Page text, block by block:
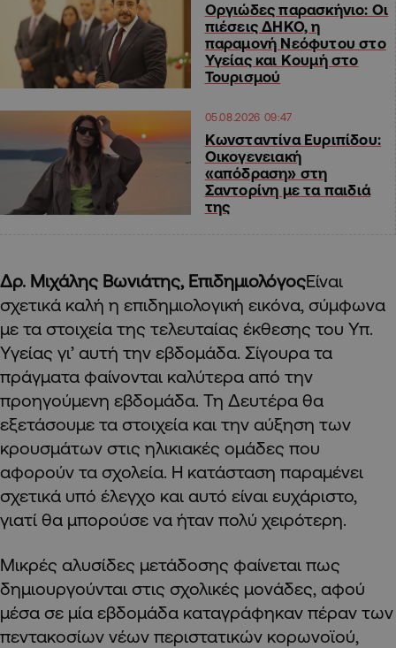
Οργιώδες παρασκήνιο: Οι
πιέσεις ΔΗΚΟ, η
παραμονή Νεόφυτου στο
Υγείας και Κουμή στο
Τουρισμού
05.08.2026 09:47
Κωνσταντίνα Ευριπίδου:
Οικογενειακή
«απόδραση» στη
Σαντορίνη με τα παιδιά
της
Δρ. Μιχάλης Βωνιάτης, ΕπιδημιολόγοςΕίναι
σχετικά καλή η επιδημιολογική εικόνα, σύμφωνα
με τα στοιχεία της τελευταίας έκθεσης του Υπ.
Υγείας γι’ αυτή την εβδομάδα. Σίγουρα τα
πράγματα φαίνονται καλύτερα από την
προηγούμενη εβδομάδα. Τη Δευτέρα θα
εξετάσουμε τα στοιχεία και την αύξηση των
κρουσμάτων στις ηλικιακές ομάδες που
αφορούν τα σχολεία. Η κατάσταση παραμένει
σχετικά υπό έλεγχο και αυτό είναι ευχάριστο,
γιατί θα μπορούσε να ήταν πολύ χειρότερη.
Μικρές αλυσίδες μετάδοσης φαίνεται πως
δημιουργούνται στις σχολικές μονάδες, αφού
μέσα σε μία εβδομάδα καταγράφηκαν πέραν των
πεντακοσίων νέων περιστατικών κορωνοϊού,